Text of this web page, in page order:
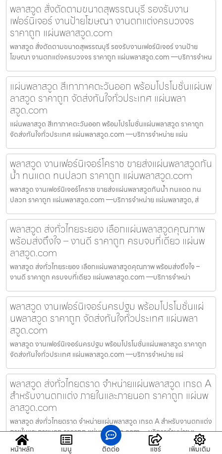
พลาสวูด สั่งตัดตามขนาดสุพรรณบุรี รองรับงาน
เฟอร์นิเจอร์ งานป้ายโฆษณา งานตกแต่งครบวงจร
ราคาถูก แผ่นพลาสวูด.com
พลาสวูด สั่งตัดตามขนาดสุพรรณบุรี รองรับงานเฟอร์นิเจอร์ งานป้าย
โฆษณา งานตกแต่งครบวงจร ราคาถูก แผ่นพลาสวูด.com —บริการจำหน
แผ่นพลาสวูด สีเทาภาคตะวันออก พร้อมโปรโมชั่นแผ่นพ
ลาสวูด ราคาถูก จัดส่งทันใจทั่วประเทศ แผ่นพลา
สวูด.com
แผ่นพลาสวูด สีเทาภาคตะวันออก พร้อมโปรโมชั่นแผ่นพลาสวูด ราคาถูก
จัดส่งทันใจทั่วประเทศ แผ่นพลาสวูด.com —บริการจำหน่าย แผ่น
พลาสวูด งานเฟอร์นิเจอร์โคราช ขายส่งแผ่นพลาสวูดกัน
น้ำ ทนแดด ทนปลวก ราคาถูก แผ่นพลาสวูด.com
พลาสวูด งานเฟอร์นิเจอร์โคราช ขายส่งแผ่นพลาสวูดกันน้ำ ทนแดด ทน
ปลวก ราคาถูก แผ่นพลาสวูด.com —บริการจำหน่าย แผ่นพลาสวูด, ส่
พลาสวูด ส่งทั่วไทยระยอง เลือกแผ่นพลาสวูดคุณภาพ
พร้อมส่งถึงใจ – งานดี ราคาถูก ครบจบที่เดียว แผ่นพ
ลาสวูด.com
พลาสวูด ส่งทั่วไทยระยอง เลือกแผ่นพลาสวูดคุณภาพ พร้อมส่งถึงใจ –
งานดี ราคาถูก ครบจบที่เดียว แผ่นพลาสวูด.com —บริการจำหน่า
พลาสวูด งานเฟอร์นิเจอร์นครปฐม พร้อมโปรโมชั่นแผ่
นพลาสวูด ราคาถูก จัดส่งทันใจทั่วประเทศ แผ่นพลา
สวูด.com
พลาสวูด งานเฟอร์นิเจอร์นครปฐม พร้อมโปรโมชั่นแผ่นพลาสวูด ราคาถูก
จัดส่งทันใจทั่วประเทศ แผ่นพลาสวูด.com —บริการจำหน่าย แผ่
พลาสวูด ส่งทั่วไทยตราด จำหน่ายแผ่นพลาสวูด เกรด A
สำหรับงานตกแต่ง ภายในและภายนอก ราคาถูก แผ่นพ
ลาสวูด.com
พลาสวูด ส่งทั่วไทยตราด จำหน่ายแผ่นพลาสวูด เกรด A สำหรับงานตกแต่ง
ภายในและภายนอก ราคาถูก แผ่นพลาสวูด.com —บริการจำหน่าย แ
หน้าหลัก เมนู ติดต่อ แชร์ เพิ่มเติม